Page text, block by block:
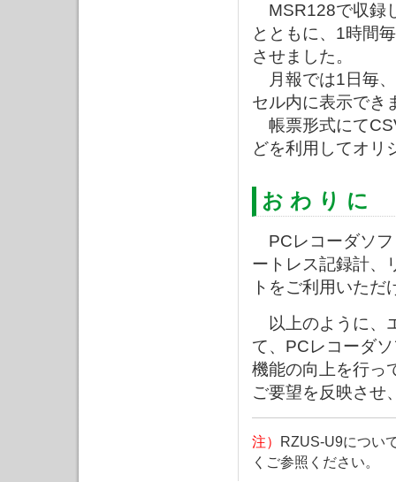
MSR128で収録
とともに、1時間
させました。
月報では1日毎
セル内に表示でき
帳票形式にて
どを利用してオリ
お わ り に
PCレコーダソフ
ートレス記録計、
トをご利用いただ
以上のように、
て、PCレコーダ
機能の向上を行
ご要望を反映させ
注） RZUS-U9につい
くご参照ください。